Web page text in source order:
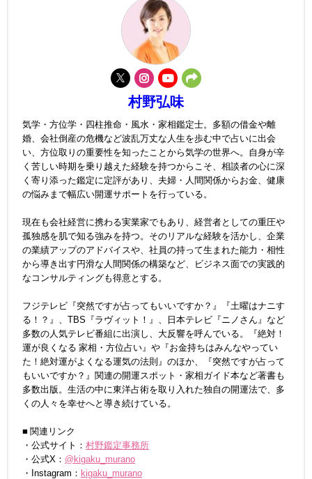
村野弘味
気学・方位学・四柱推命・風水・家相鑑定士。多額の借金や離
婚、会社倒産の危機など波乱万丈な人生を歩む中で占いに出会
い、方位取りの重要性を知ったことから気学の世界へ。自身が辛
く苦しい時期を乗り越えた経験を持つからこそ、相談者の心に深
く寄り添った鑑定に定評があり、夫婦・人間関係からお金、健康
の悩みまで幅広い開運サポートを行っている。
現在も会社経営に携わる実業家でもあり、経営者としての重圧や
孤独感を肌で知る強みを持つ。そのリアルな経験を活かし、企業
の業績アップのアドバイスや、社員の持って生まれた能力・相性
から導き出す円滑な人間関係の構築など、ビジネス面での実践的
なコンサルティングも得意とする。
フジテレビ『突然ですが占ってもいいですか？』『土曜はナニす
る！？』、TBS『ラヴィット！』、日本テレビ『ニノさん』など
多数の人気テレビ番組に出演し、大反響を呼んでいる。『絶対！
運が良くなる 家相・方位占い』や『お金持ちはみんなやってい
た！絶対運がよくなる運気の法則』のほか、『突然ですが占って
もいいですか？』関連の開運スポット・家相ガイド本など著書も
多数出版。生活の中に東洋占術を取り入れた独自の開運法で、多
くの人々を幸せへと導き続けている。
■ 関連リンク
・公式サイト： 村野鑑定事務所
・公式X： @kigaku_murano
・Instagram： kigaku_murano